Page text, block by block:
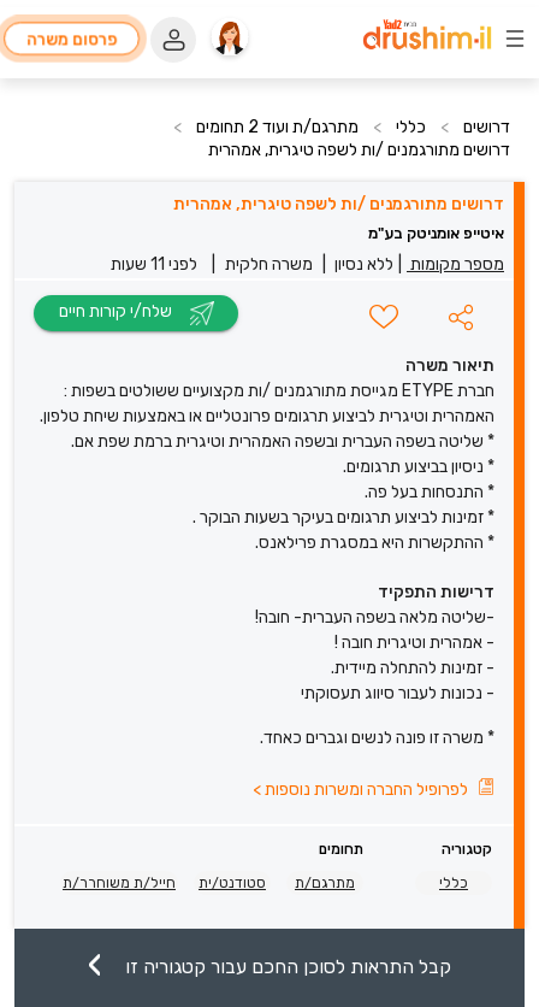
פרסום משרה
דרושים > כללי > מתרגם/ת ועוד 2 תחומים
>
דרושים מתורגמנים /ות לשפה טיגרית, אמהרית
דרושים מתורגמנים /ות לשפה טיגרית, אמהרית
איטייפ אומניטק בע"מ
מספר מקומות ללא נסיון משרה חלקית לפני 11 שעות
תיאור משרה
חברת ETYPE מגייסת מתורגמנים /ות מקצועיים ששולטים בשפות :
האמהרית וטיגרית לביצוע תרגומים פרונטליים או באמצעות שיחת טלפון.
* שליטה בשפה העברית ובשפה האמהרית וטיגרית ברמת שפת אם.
* ניסיון בביצוע תרגומים.
* התנסחות בעל פה.
* זמינות לביצוע תרגומים בעיקר בשעות הבוקר .
* ההתקשרות היא במסגרת פרילאנס.
דרישות התפקיד
-שליטה מלאה בשפה העברית- חובה!
- אמהרית וטיגרית חובה !
- זמינות להתחלה מיידית.
- נכונות לעבור סיווג תעסוקתי
* משרה זו פונה לנשים וגברים כאחד.
לפרופיל החברה ומשרות נוספות>
קטגוריה
תחומים
כללי
מתרגם/ת סטודנט/ית חייל/ת משוחרר/ת
קבל התראות לסוכן החכם עבור קטגוריה זו